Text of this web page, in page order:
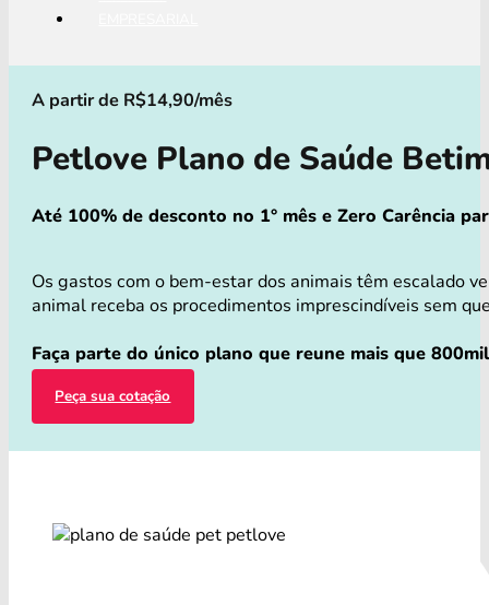
A partir de R$14,90/mês
Petlove Plano de Saúde
Até 100% de desconto no 1° mês e Zero Carência
Os gastos com o bem-estar dos animais têm escalado
animal receba os procedimentos imprescindíveis sem
Faça parte do único plano que reune mais que
Peça sua cotação